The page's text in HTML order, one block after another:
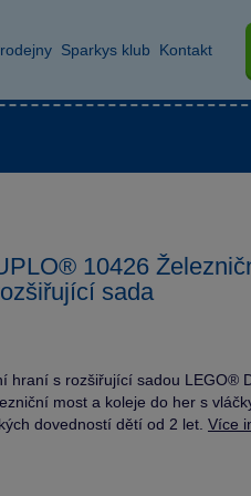
Sparkys klub Kontakt
10426
sada
hraní s rozšiřující sadou LEGO®
most a koleje do her s
dovedností dětí od 2 let. Více